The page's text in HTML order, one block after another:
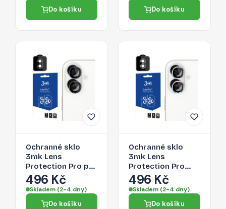
Do košíku Do košíku
Ochranné sklo
3mk Lens
Protection Pro pro
iPhone 17 - černé
496 Kč
Skladem (2-4 dny)
Do košíku
Ochranné sklo
3mk Lens
Protection Pro
Camera Glass pro
iPhone 17 -
multicolor
496 Kč
Skladem (2-4 dny)
Do košíku